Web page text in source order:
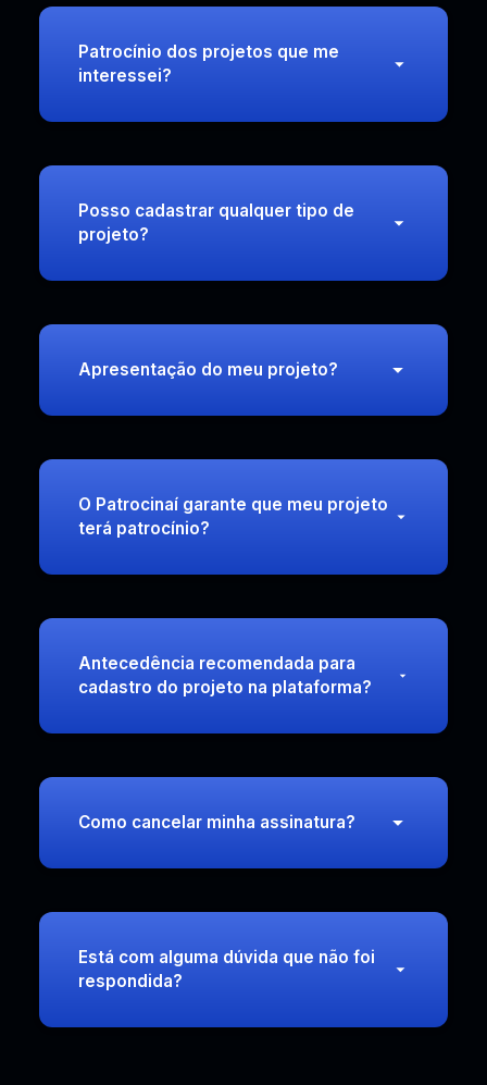
Patrocínio dos projetos que me
interessei?
Posso cadastrar qualquer tipo de
projeto?
Apresentação do meu projeto?
O Patrocinaí garante que meu projeto
terá patrocínio?
Antecedência recomendada para
cadastro do projeto na plataforma?
Como cancelar minha assinatura?
Está com alguma dúvida que não foi
respondida?